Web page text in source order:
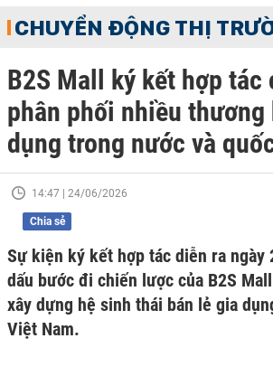
CHUYỂN ĐỘNG THỊ
B2S Mall ký kết hợp tác
phân phối nhiều thương
dụng trong nước và
14:47 | 24/06/2026
Chia sẻ
Sự kiện ký kết hợp tác diễn ra ngày
dấu bước đi chiến lược của B2S
xây dựng hệ sinh thái bán lẻ gia
Việt Nam.